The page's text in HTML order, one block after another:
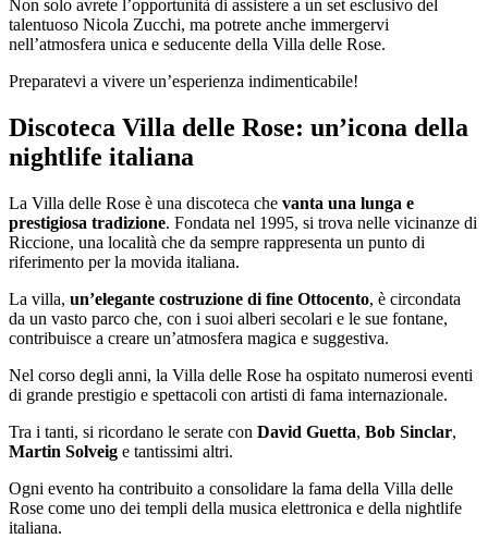
Non solo avrete l’opportunità di assistere a un set esclusivo del
talentuoso Nicola Zucchi, ma potrete anche immergervi
nell’atmosfera unica e seducente della Villa delle Rose.
Preparatevi a vivere un’esperienza indimenticabile!
Discoteca Villa delle Rose: un’icona della
nightlife italiana
La Villa delle Rose è una discoteca che vanta una lunga e
prestigiosa tradizione. Fondata nel 1995, si trova nelle vicinanze di
Riccione, una località che da sempre rappresenta un punto di
riferimento per la movida italiana.
La villa, un’elegante costruzione di fine Ottocento, è circondata
da un vasto parco che, con i suoi alberi secolari e le sue fontane,
contribuisce a creare un’atmosfera magica e suggestiva.
Nel corso degli anni, la Villa delle Rose ha ospitato numerosi eventi
di grande prestigio e spettacoli con artisti di fama internazionale.
Tra i tanti, si ricordano le serate con David Guetta, Bob Sinclar,
Martin Solveig e tantissimi altri.
Ogni evento ha contribuito a consolidare la fama della Villa delle
Rose come uno dei templi della musica elettronica e della nightlife
italiana.